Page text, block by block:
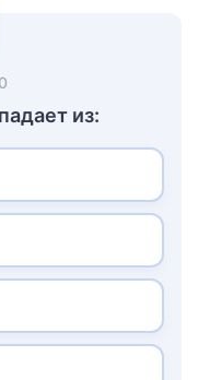
из: